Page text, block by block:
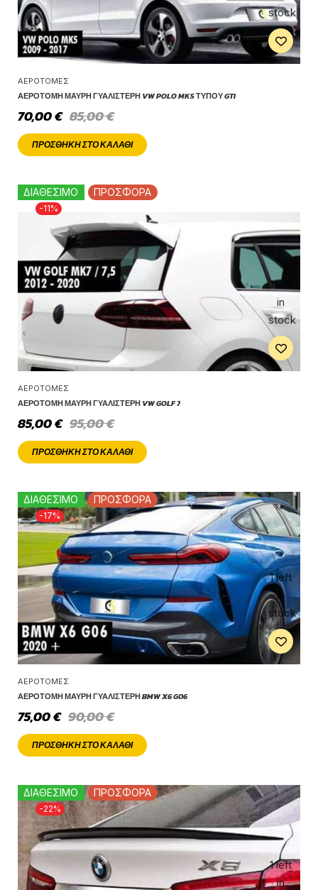
stock
ΑΕΡΟΤΟΜΈΣ
ΑΕΡΟΤΟΜΉ ΜΑΎΡΗ ΓΥΑΛΙΣΤΕΡΉ VW POLO MK5 ΤΎΠΟΥ GTI
85,00€
70,00€
ΠΡΟΣΘΉΚΗ ΣΤΟ ΚΑΛΆΘΙ
-11%
ΔΙΑΘΕΣΙΜΟ ΠΡΟΣΦΟΡΑ
1 left
in
stock
ΑΕΡΟΤΟΜΈΣ
ΑΕΡΟΤΟΜΉ ΜΑΎΡΗ ΓΥΑΛΙΣΤΕΡΉ VW GOLF 7
95,00€
85,00€
ΠΡΟΣΘΉΚΗ ΣΤΟ ΚΑΛΆΘΙ
-17%
ΔΙΑΘΕΣΙΜΟ ΠΡΟΣΦΟΡΑ
1 left
in
stock
ΑΕΡΟΤΟΜΈΣ
ΑΕΡΟΤΟΜΉ ΜΑΎΡΗ ΓΥΑΛΙΣΤΕΡΉ BMW X6 G06
90,00€
75,00€
ΠΡΟΣΘΉΚΗ ΣΤΟ ΚΑΛΆΘΙ
-22%
ΔΙΑΘΕΣΙΜΟ ΠΡΟΣΦΟΡΑ
1 left
in